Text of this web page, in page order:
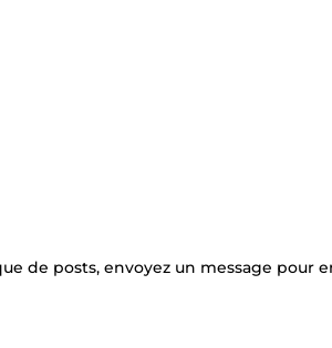
de posts, envoyez un message pour